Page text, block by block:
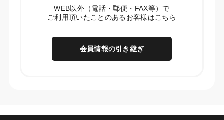
WEB以外（電話・郵便・FAX等）で
ご利用頂いたことのあるお客様はこちら
会員情報の引き継ぎ